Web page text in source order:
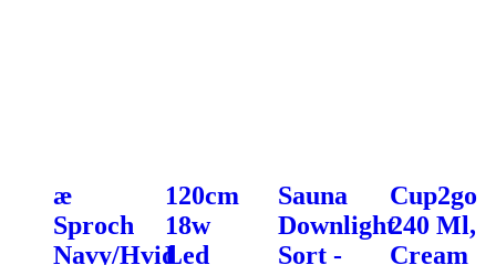
æ
Sproch
Navy/Hvid
120cm
18w
Led
Sauna
Downlight
Sort -
Cup2go
240 Ml,
Cream